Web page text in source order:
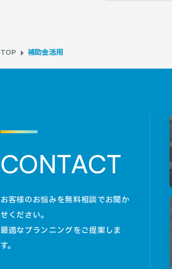
TOP 補助金活用
CONTACT
お客様のお悩みを無料相談でお聞か
せください。
最適なプランニングをご提案しま
す。